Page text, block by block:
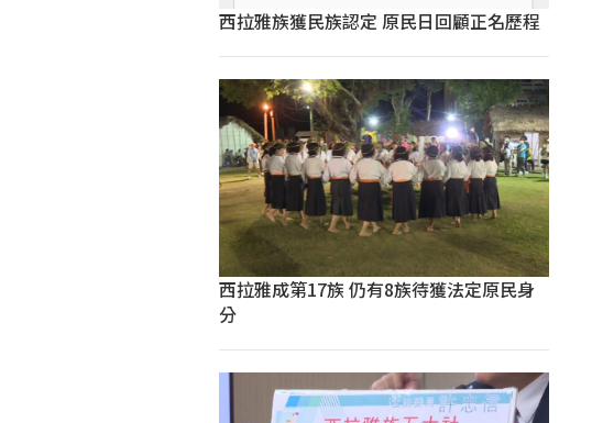
西拉雅族獲民族認定 原民日回顧正名歷程
西拉雅成第17族 仍有8族待獲法定原民身
分